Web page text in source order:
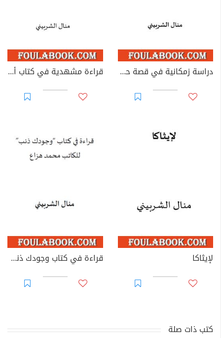
دراسة زمكانية في قصة حي الخليفة للكاتب معصوم مرزوق قراءة مشهدية في كتاب أين أنت يا فيفي؟ للكاتب معصوم مرزوق
لإيثاكا قراءة في كتاب وجودك ذنب للكاتب محمد هزاع
كتب ذات صلة